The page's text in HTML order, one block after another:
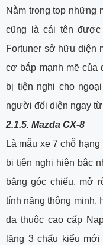
Nằm trong top những
cũng là cái tên
Fortuner sở hữu diện
cơ bắp mạnh mẽ của
bị tiện nghi cho
người đối diện ngay
2.1.5. Mazda CX-8
Là mẫu xe 7 chỗ
bị tiện nghi hiện bậc
bằng góc chiếu, mở
tính năng thông minh.
da thuộc cao cấp
lăng 3 chấu kiểu